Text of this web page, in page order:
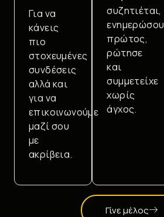
Για να
κάνεις
πιο
στοχευμένες
συνδέσεις
αλλά και
για να
επικοινωνούμε
μαζί σου
με
ακρίβεια.
συζητιέται,
ενημερώσου
πρώτος,
ρώτησε
και
συμμετείχε
χωρίς
άγχος.
Γίνε μέλος